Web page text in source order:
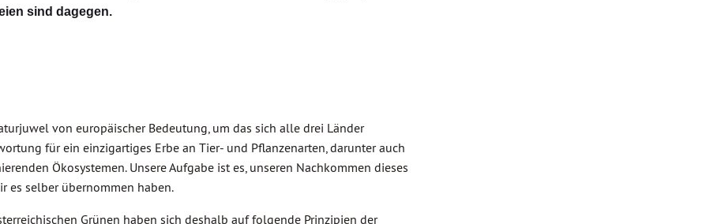
sind dagegen.
von europäischer Bedeutung, um das sich alle drei Länder
für ein einzigartiges Erbe an Tier- und Pflanzenarten, darunter auch
Ökosystemen. Unsere Aufgabe ist es, unseren Nachkommen dieses
es selber übernommen haben.
Grünen haben sich deshalb auf folgende Prinzipien der